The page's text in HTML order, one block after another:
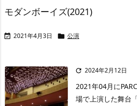
モダンボーイズ(2021)
 2021年4月3日  公演
 2024年2月12日
2021年04月に
場で上演した舞台